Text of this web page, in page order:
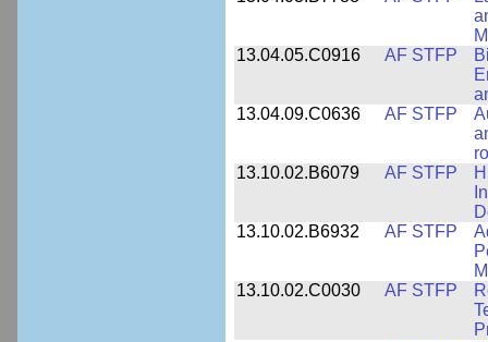
13.04.05.C0916
AF STFP
13.04.09.C0636
AF STFP
13.10.02.B6079
AF STFP
13.10.02.B6932
AF STFP
13.10.02.C0030
AF STFP